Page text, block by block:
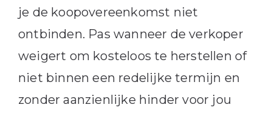
je de koopovereenkomst niet
ontbinden. Pas wanneer de verkoper
weigert om kosteloos te herstellen of
niet binnen een redelijke termijn en
zonder aanzienlijke hinder voor jou